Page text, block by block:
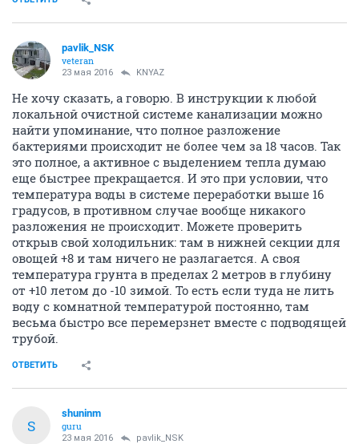
pavlik_NSK
veteran
23 мая 2016 KNYAZ
Не хочу сказать, а говорю. В инструкции к любой
локальной очистной системе канализации можно
найти упоминание, что полное разложение
бактериями происходит не более чем за 18 часов. Так
это полное, а активное с выделением тепла думаю
еще быстрее прекращается. И это при условии, что
температура воды в системе переработки выше 16
градусов, в противном случае вообще никакого
разложения не происходит. Можете проверить
открыв свой холодильник: там в нижней секции для
овощей +8 и там ничего не разлагается. А своя
температура грунта в пределах 2 метров в глубину
от +10 летом до -10 зимой. То есть если туда не лить
воду с комнатной температурой постоянно, там
весьма быстро все перемерзнет вместе с подводящей
трубой.
ОТВЕТИТЬ
S
shuninm
guru
23 мая 2016 pavlik_NSK